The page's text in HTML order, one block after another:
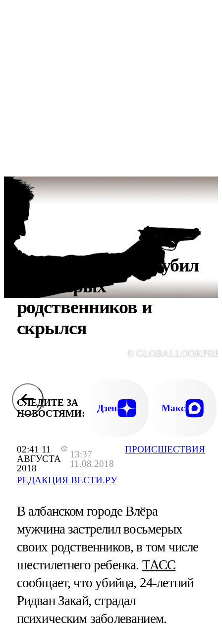
02:41 11
АВГУСТА
2018
13:37
11.08.2018
РЕДАКЦИЯ ВЕСТИ.РУ
ПРОИСШЕСТВИЯ
Житель Албании убил
восьмерых
родственников и
скрылся
©
СЛЕДИТЕ ЗА
НОВОСТЯМИ:
Дзен Макс
В албанском городе Влёра
мужчина застрелил восьмерых
своих родственников, в том числе
шестилетнего ребенка. ТАСС
сообщает, что убийца, 24-летний
Ридван Закай, страдал
психическим заболеванием.